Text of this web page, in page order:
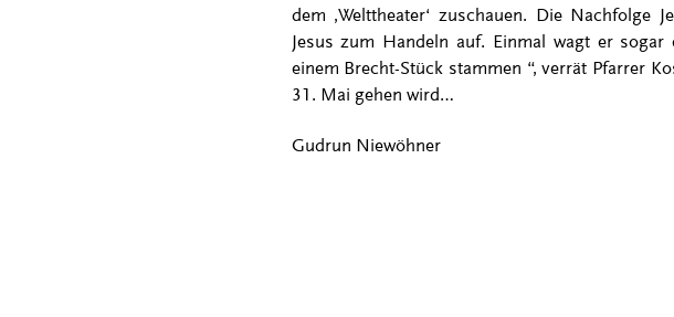
dem ,Welttheater‘ zuschauen. Die Nachfolge
Jesus zum Handeln auf. Einmal wagt er
einem Brecht-Stück stammen “, verrät Pfarrer
31. Mai gehen wird…
Gudrun Niewöhner